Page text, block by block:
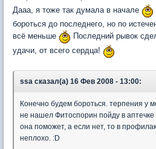
Дааа, я тоже так думала в начале
бороться до последнего, но по
всё меньше
Последний рывок
удачи, от всего сердца!
ssa сказал(а) 16 Фев 2008 - 13:00:
Конечно будем бороться. терпения у
не нашел Фитоспорин пойду в аптечке
она поможет, а если нет, то в
неплохо. :D